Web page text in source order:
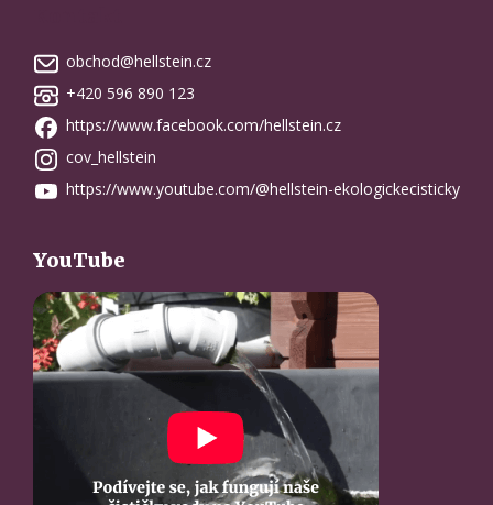
obchod@hellstein.cz
+420 596 890 123
https://www.facebook.com/hellstein.cz
cov_hellstein
https://www.youtube.com/@hellstein-ekologickecisticky
YouTube